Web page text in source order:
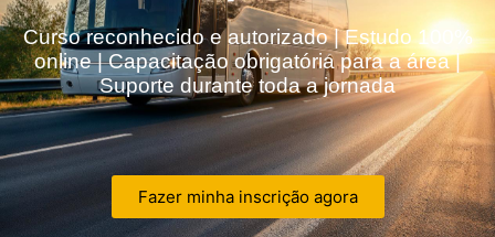
Curso reconhecido e autorizado | Estudo 100%
online | Capacitação obrigatória para a área |
Suporte durante toda a jornada
Fazer minha inscrição agora